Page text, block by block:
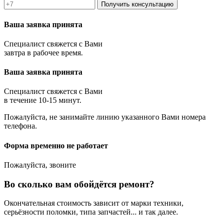
Получить консультацию
Ваша заявка принята
Специалист свяжется с Вами
завтра в рабочее время.
Ваша заявка принята
Специалист свяжется с Вами
в течение 10-15 минут.
Пожалуйста, не занимайте линию указанного Вами номера
телефона.
Форма временно не работает
Пожалуйста, звоните
Во сколько вам обойдётся ремонт?
Окончательная стоимость зависит от марки техники,
серьёзности поломки, типа запчастей... и так далее.